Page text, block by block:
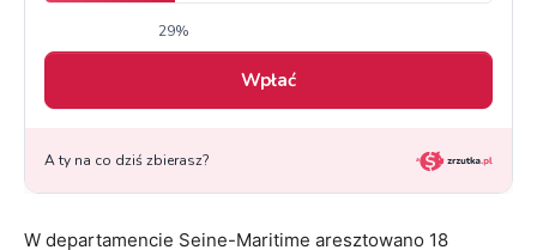
W departamencie Seine-Maritime aresztowano 18